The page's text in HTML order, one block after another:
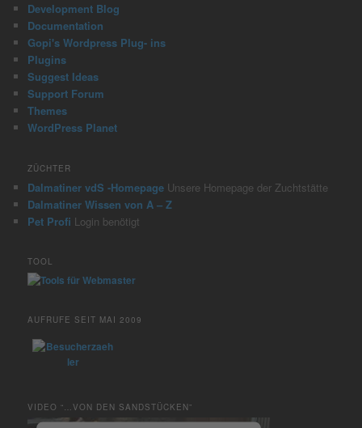
Development Blog
Documentation
Gopi's Wordpress Plug- ins
Plugins
Suggest Ideas
Support Forum
Themes
WordPress Planet
ZÜCHTER
Dalmatiner vdS -Homepage Unsere Homepage der Zuchtstätte
Dalmatiner Wissen von A – Z
Pet Profi Login benötigt
TOOL
AUFRUFE SEIT MAI 2009
VIDEO “…VON DEN SANDSTÜCKEN”